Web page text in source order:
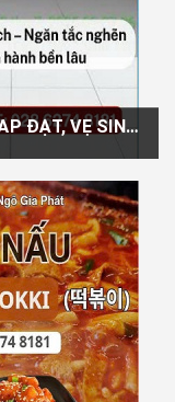
BỂ TÁCH MỠ INOX 304 - BỀN, DỄ LẮP ĐẶT, VỆ SINH, AN TOÀN KHI SỬ DỤNG